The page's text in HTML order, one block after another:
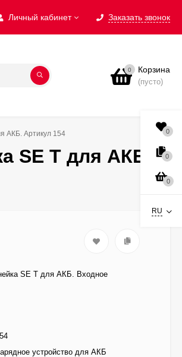
Личный кабинет Заказать звонок
0 Корзина
(пусто)
АКБ. Артикул 154
SE T для АКБ.
SE T для АКБ. Входное
устройство для АКБ
0
0
0
RU